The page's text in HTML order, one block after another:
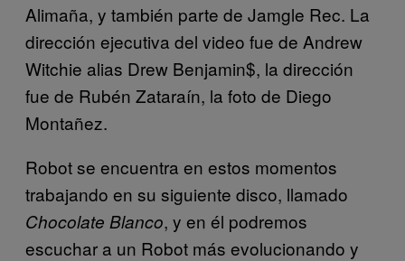
Alimaña, y también parte de Jamgle Rec. La
dirección ejecutiva del video fue de Andrew
Witchie alias Drew Benjamin$, la dirección
fue de Rubén Zataraín, la foto de Diego
Montañez.
Robot se encuentra en estos momentos
trabajando en su siguiente disco, llamado
Chocolate Blanco, y en él podremos
escuchar a un Robot más evolucionando y